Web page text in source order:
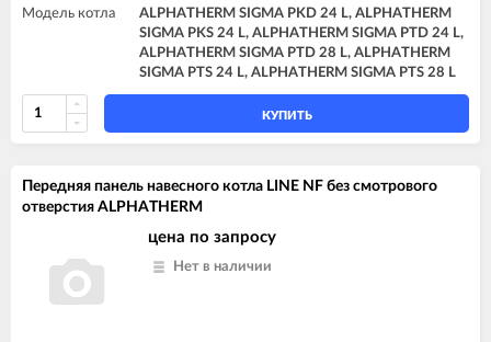
Модель котла
ALPHATHERM SIGMA PKD 24 L, ALPHATHERM
SIGMA PKS 24 L, ALPHATHERM SIGMA PTD 24 L,
ALPHATHERM SIGMA PTD 28 L, ALPHATHERM
SIGMA PTS 24 L, ALPHATHERM SIGMA PTS 28 L
КУПИТЬ
Передняя панель навесного котла LINE NF без смотрового
отверстия ALPHATHERM
цена по запросу
Нет в наличии